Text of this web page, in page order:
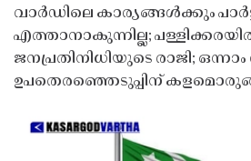
വാർഡിലെ കാര്യങ്ങൾക്കും
എത്താനാകുന്നില്ല;
ജനപ്രതിനിധിയുടെ രാജി;
ഉപതെരഞ്ഞെടുപ്പിന്